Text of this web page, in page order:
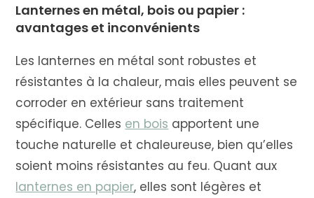
Lanternes en métal, bois ou papier :
avantages et inconvénients
Les lanternes en métal sont robustes et
résistantes à la chaleur, mais elles peuvent se
corroder en extérieur sans traitement
spécifique. Celles en bois apportent une
touche naturelle et chaleureuse, bien qu’elles
soient moins résistantes au feu. Quant aux
lanternes en papier, elles sont légères et